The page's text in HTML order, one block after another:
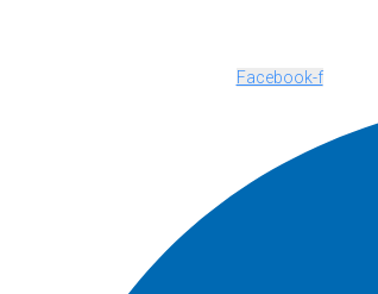
Facebook-f